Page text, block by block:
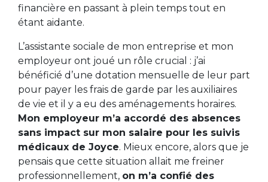
financière en passant à plein temps tout en
étant aidante.
L’assistante sociale de mon entreprise et mon
employeur ont joué un rôle crucial : j’ai
bénéficié d’une dotation mensuelle de leur part
pour payer les frais de garde par les auxiliaires
de vie et il y a eu des aménagements horaires.
Mon employeur m’a accordé des absences
sans impact sur mon salaire pour les suivis
médicaux de Joyce. Mieux encore, alors que je
pensais que cette situation allait me freiner
professionnellement, on m’a confié des